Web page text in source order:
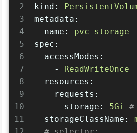
2
3
4
5
6
7
8
9
10
11
kind:
metadata:
name:
pvc-storage
spec:
accessModes:
-
ReadWriteOnce
resources:
requests:
storage:
5Gi #
storageClassName: